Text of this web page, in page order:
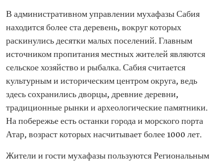
В административном управлении мухафазы Сабия
находится более ста деревень, вокруг которых
раскинулись десятки малых поселений. Главным
источником пропитания местных жителей являются
сельское хозяйство и рыбалка. Сабия считается
культурным и историческим центром округа, ведь
здесь сохранились дворцы, древние деревни,
традиционные рынки и археологические памятники.
На побережье есть останки города и морского порта
Атар, возраст которых насчитывает более 1000 лет.
Жители и гости мухафазы пользуются Региональным